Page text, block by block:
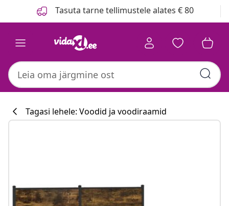
Tasuta tarne tellimustele alates € 80
#sharemevidaxl
Tagasi lehele: Voodid ja voodiraamid